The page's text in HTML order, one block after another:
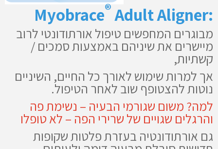
:Myobrace
®Adult Aligner
מבוגרים המחפשים טיפול אורתודונטי לרוב
מיישרים את שיניהם באמצעות סמכים /
קשתיות,
אך למרות שימוש לאורך כל החיים, השיניים
נוטות להצטופף שוב לאחר הטיפול.
למה? משום שגורמי הבעיה – נשימת פה
והרגלים שגויים של שרירי הפה – לא טופלו
גם אורתודונטיה בעזרת פלטות שקופות